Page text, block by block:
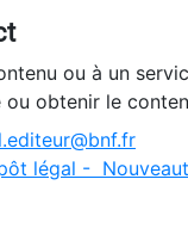
ou à un
obtenir le
légal -